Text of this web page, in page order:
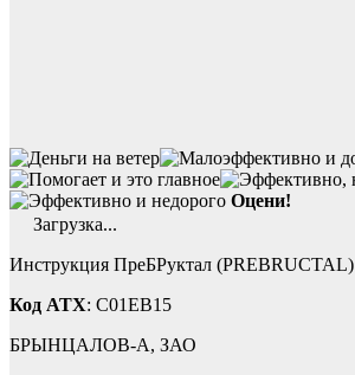
Оцени!
Загрузка...
Инструкция ПреБРуктал (PREBRUCTAL)
Код ATX: C01EB15
БРЫНЦАЛОВ-А, ЗАО